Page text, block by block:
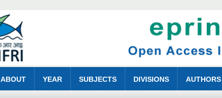
ABOUT YEAR SUBJECTS DIVISIONS AUTHORS